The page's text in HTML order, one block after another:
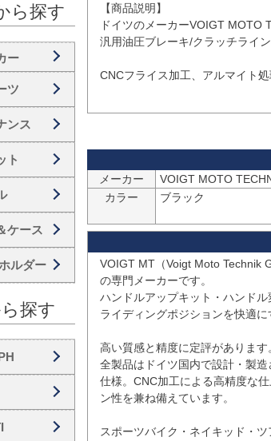
ら探す
ツ
ンス
ト
ケース
ルダー
探す
【商品説明】
ドイツのメーカーVOIGT MOTO
汎用油圧ブレーキ/クラッチライ
CNCフライス加工、アルマイト処
メーカー
カラー
ブラック
VOIGT MT（Voigt Moto Technik
の専門メーカーです。
ハンドルアップキット・ハンド
ライディングポジションを快適
高い質感と精度に定評があります
全製品はドイツ国内で設計・製
仕様。CNC加工による高精度な
ン性を兼ね備えています。
スポーツバイク・ネイキッド・